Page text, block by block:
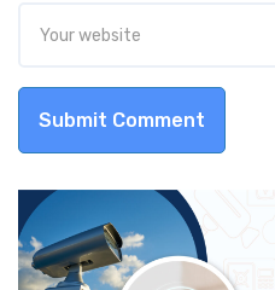
Submit Comment